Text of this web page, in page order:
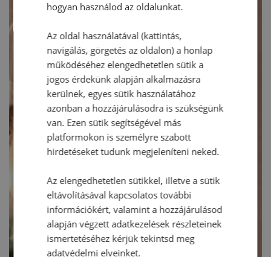
hogyan használod az oldalunkat.
Az oldal használatával (kattintás,
navigálás, görgetés az oldalon) a honlap
működéséhez elengedhetetlen sütik a
jogos érdekünk alapján alkalmazásra
kerülnek, egyes sütik használatához
azonban a hozzájárulásodra is szükségünk
van. Ezen sütik segítségével más
platformokon is személyre szabott
hirdetéseket tudunk megjeleníteni neked.
Az elengedhetetlen sütikkel, illetve a sütik
eltávolításával kapcsolatos további
információkért, valamint a hozzájárulásod
alapján végzett adatkezelések részleteinek
ismertetéséhez kérjük tekintsd meg
adatvédelmi elveinket.